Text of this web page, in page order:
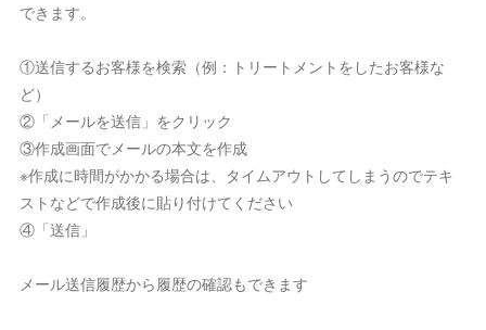
できます。
①送信するお客様を検索（例：トリートメントをしたお客様な
ど）
②「メールを送信」をクリック
③作成画面でメールの本文を作成
※作成に時間がかかる場合は、タイムアウトしてしまうのでテキ
ストなどで作成後に貼り付けてください
④「送信」
メール送信履歴から履歴の確認もできます